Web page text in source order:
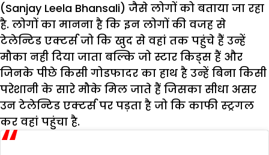
(Sanjay Leela Bhansali) जैसे लोगों को बताया जा रहा
है. लोगों का मानना है कि इन लोगों की वजह से
टेलेन्टिड एक्टर्स जो कि खुद से वहां तक पहुंचे हैं उन्हें
मौका नही दिया जाता बल्कि जो स्टार किड्स हैं और
जिनके पीछे किसी गोडफादर का हाथ है उन्हें बिना किसी
परेशानी के सारे मौके मिल जाते हैं जिसका सीधा असर
उन टेलेन्टिड एक्टर्स पर पड़ता है जो कि काफी स्ट्रगल
कर वहां पहुंचा है.